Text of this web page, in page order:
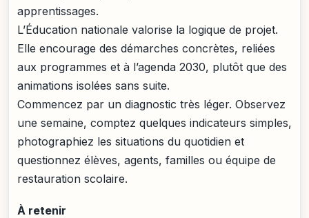
apprentissages.
L’Éducation nationale valorise la logique de projet.
Elle encourage des démarches concrètes, reliées
aux programmes et à l’agenda 2030, plutôt que des
animations isolées sans suite.
Commencez par un diagnostic très léger. Observez
une semaine, comptez quelques indicateurs simples,
photographiez les situations du quotidien et
questionnez élèves, agents, familles ou équipe de
restauration scolaire.
À retenir